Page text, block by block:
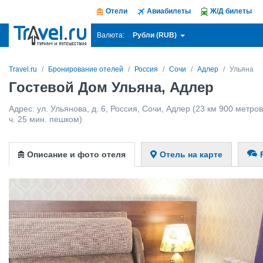
Отели Авиабилеты Ж/Д билеты
Валюта: Рубли (RUB)
Travel.ru Бронирование отелей Россия Сочи Адлер Ульяна
Гостевой Дом Ульяна, Адлер
Адрес: ул. Ульянова, д. 6 Россия Сочи Адлер (23 км 900
ч. 25 мин. пешком)
Описание и фото отеля Отель на карте